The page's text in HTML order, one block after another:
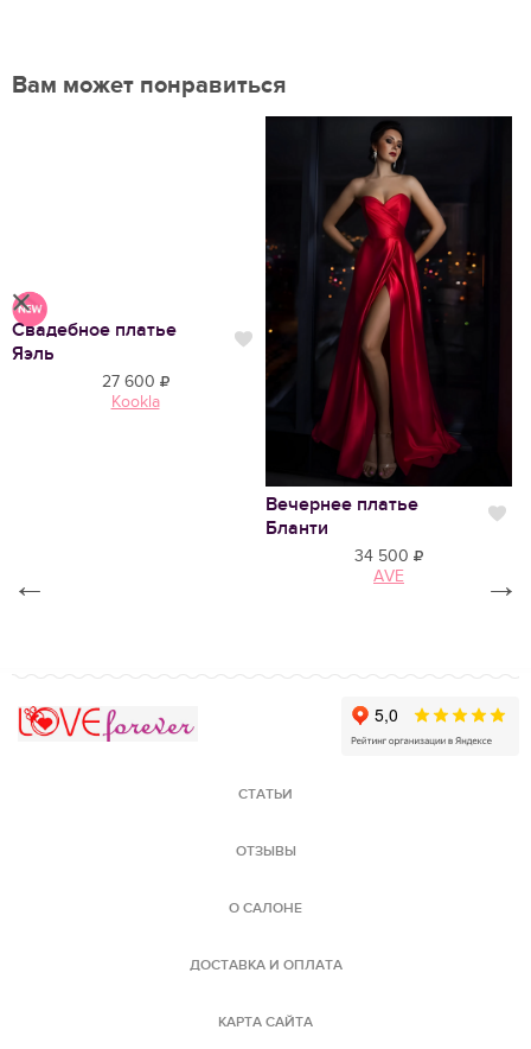
Вам может понравиться
Нравится
Свадебное платье
Яэль
Нравится
27 600
Kookla
Вечернее платье
Бланти
34 500
AVE
← →
СТАТЬИ
ОТЗЫВЫ
О САЛОНЕ
ДОСТАВКА И ОПЛАТА
КАРТА САЙТА